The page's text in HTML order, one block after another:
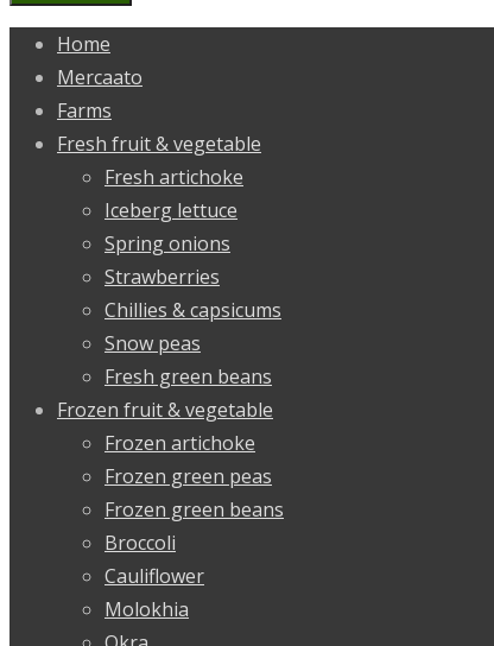
Home
Mercaato
Farms
Fresh fruit & vegetable
Fresh artichoke
Iceberg lettuce
Spring onions
Strawberries
Chillies & capsicums
Snow peas
Fresh green beans
Frozen fruit & vegetable
Frozen artichoke
Frozen green peas
Frozen green beans
Broccoli
Cauliflower
Molokhia